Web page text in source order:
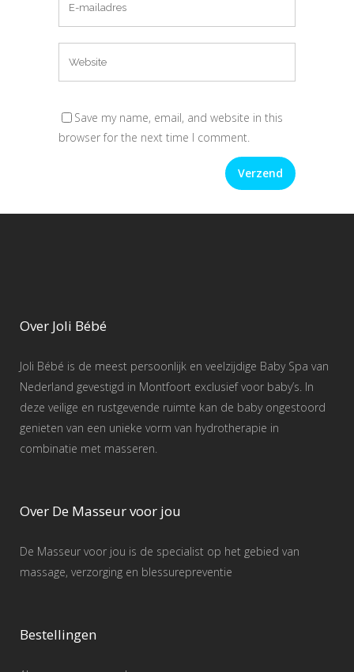
Save my name, email, and website in this
browser for the next time I comment.
Over Joli Bébé
Joli Bébé is de meest persoonlijk en veelzijdige Baby Spa van
Nederland gevestigd in Montfoort exclusief voor baby’s. In
deze veilige en rustgevende ruimte kan de baby ongestoord
genieten van een unieke vorm van hydrotherapie in
combinatie met masseren.
Over De Masseur voor jou
De Masseur voor jou is de specialist op het gebied van
massage, verzorging en blessurepreventie
Bestellingen